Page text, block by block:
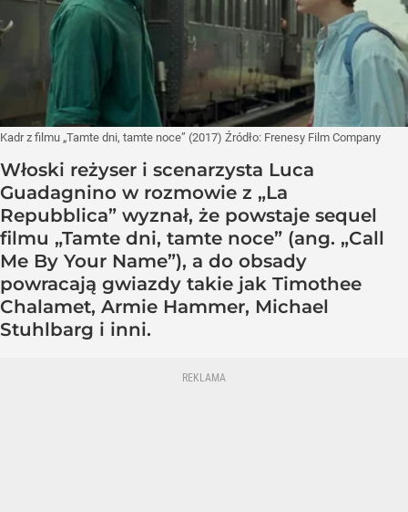
Kadr z filmu „Tamte dni, tamte noce” (2017) Źródło: Frenesy Film Company
Włoski reżyser i scenarzysta Luca
Guadagnino w rozmowie z „La
Repubblica” wyznał, że powstaje sequel
filmu „Tamte dni, tamte noce” (ang. „Call
Me By Your Name”), a do obsady
powracają gwiazdy takie jak Timothee
Chalamet, Armie Hammer, Michael
Stuhlbarg i inni.